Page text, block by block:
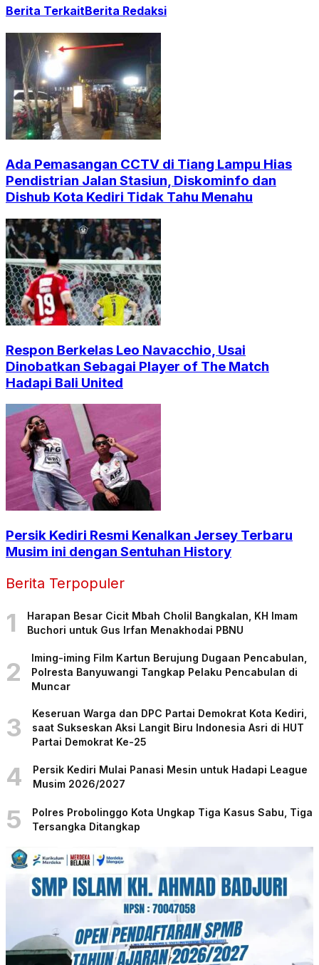
Berita TerkaitBerita Redaksi
Ada Pemasangan CCTV di Tiang Lampu Hias
Pendistrian Jalan Stasiun, Diskominfo dan
Dishub Kota Kediri Tidak Tahu Menahu
Respon Berkelas Leo Navacchio, Usai
Dinobatkan Sebagai Player of The Match
Hadapi Bali United
Persik Kediri Resmi Kenalkan Jersey Terbaru
Musim ini dengan Sentuhan History
Berita Terpopuler
1
Harapan Besar Cicit Mbah Cholil Bangkalan, KH Imam
Buchori untuk Gus Irfan Menakhodai PBNU
2
Iming-iming Film Kartun Berujung Dugaan Pencabulan,
Polresta Banyuwangi Tangkap Pelaku Pencabulan di
Muncar
3
Keseruan Warga dan DPC Partai Demokrat Kota Kediri,
saat Sukseskan Aksi Langit Biru Indonesia Asri di HUT
Partai Demokrat Ke-25
4
Persik Kediri Mulai Panasi Mesin untuk Hadapi League
Musim 2026/2027
5
Polres Probolinggo Kota Ungkap Tiga Kasus Sabu, Tiga
Tersangka Ditangkap